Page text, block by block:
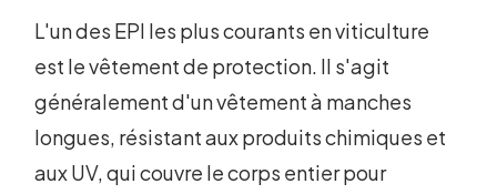
L'un des EPI les plus courants en viticulture
est le vêtement de protection. Il s'agit
généralement d'un vêtement à manches
longues, résistant aux produits chimiques et
aux UV, qui couvre le corps entier pour